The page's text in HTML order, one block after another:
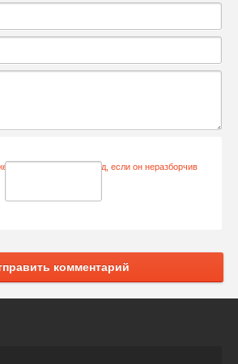
комментарий